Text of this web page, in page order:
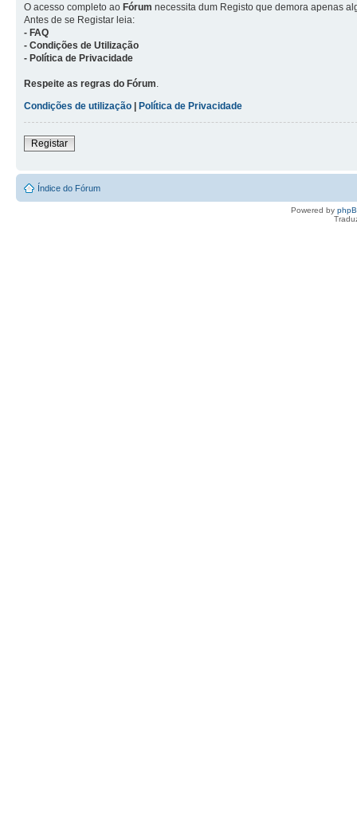
O acesso completo ao Fórum necessita dum Registo que demora apenas
Antes de se Registar leia:
- FAQ
- Condições de Utilização
- Política de Privacidade
Respeite as regras do Fórum
Condições de utilização | Política de Privacidade
Registar
Índice do Fórum
Powered by